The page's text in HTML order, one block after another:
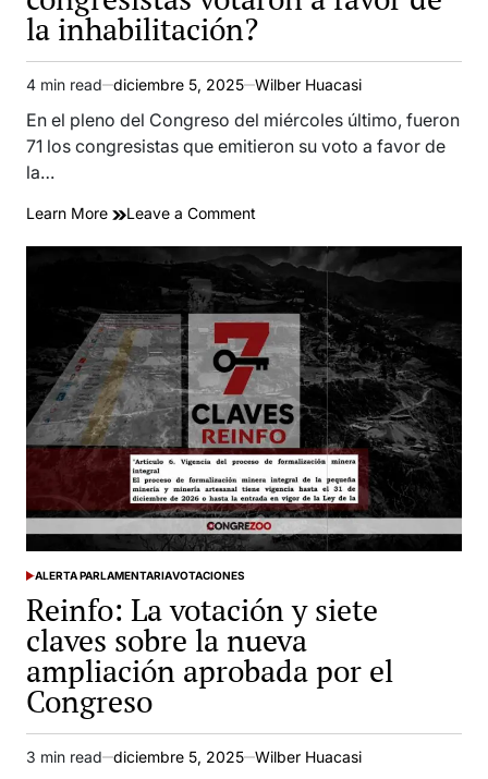
la inhabilitación?
Estimated
read
time
4 min read diciembre 5, 2025 Wilber Huacasi
En el pleno del Congreso del miércoles último, fueron
71 los congresistas que emitieron su voto a favor de
la…
Learn More Leave a Comment
Espinoza:
¿qué
congresistas
votaron
a
favor
de
la
inhabilitación?
POSTED
IN
ALERTA PARLAMENTARIAVOTACIONES
Reinfo: La votación y siete
claves sobre la nueva
ampliación aprobada por el
Congreso
Estimated
3 min read diciembre 5, 2025 Wilber Huacasi